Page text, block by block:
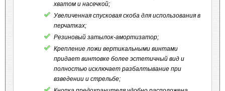
хватом и насечкой;
Увеличенная спусковая скоба для использования в
перчатках;
Резиновый затылок-амортизатор;
Крепление ложи вертикальными винтами
придает винтовке более эстетичный вид и
полностью исключает разбалтывание при
взведении и стрельбе;